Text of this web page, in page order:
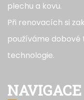
plechu a kovu.
Při renovacích si
používáme
technologie.
NAVIGACE